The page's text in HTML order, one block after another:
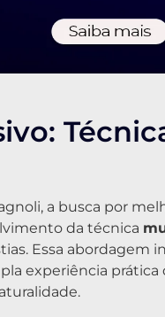
a busca por
da técnica
Essa abordagem
experiência